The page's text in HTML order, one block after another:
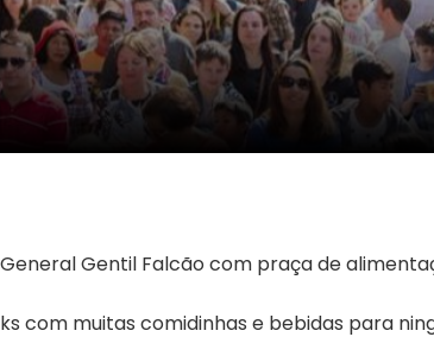
Gentil Falcão com praça de
com muitas comidinhas e bebidas para